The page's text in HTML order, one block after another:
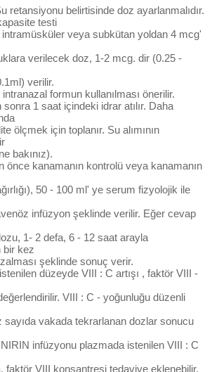
retansiyonu belirtisinde doz ayarlanmalıdır.
testi
veya subkütan yoldan 4 mcg'
verilecek doz, 1-2 mcg. dir (0.25 -
verilir.
formun kullanılması önerilir.
1 saat içindeki idrar atılır. Daha
ölçmek için toplanır. Su alımının
bakınız).
önce kanamanın kontrolü veya kanamanın
50 - 100 ml' ye serum fizyolojik ile
infüzyon şeklinde verilir. Eğer cevap
1- 2 defa, 6 - 12 saat arayla
bir kez
şeklinde sonuç verir.
düzeyde VIII : C artışı , faktör VIII -
VIII : C - yoğunluğu düzenli
sayıda vakada tekrarlanan dozlar sonucu
infüzyonu plazmada istenilen VIII : C
faktör VIII konsantresi tedaviye eklenebilir.